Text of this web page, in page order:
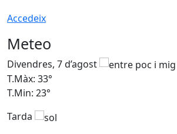
Accedeix
Meteo
Divendres, 7 d’agost
T.Màx: 33°
T.Min: 23°
Tarda